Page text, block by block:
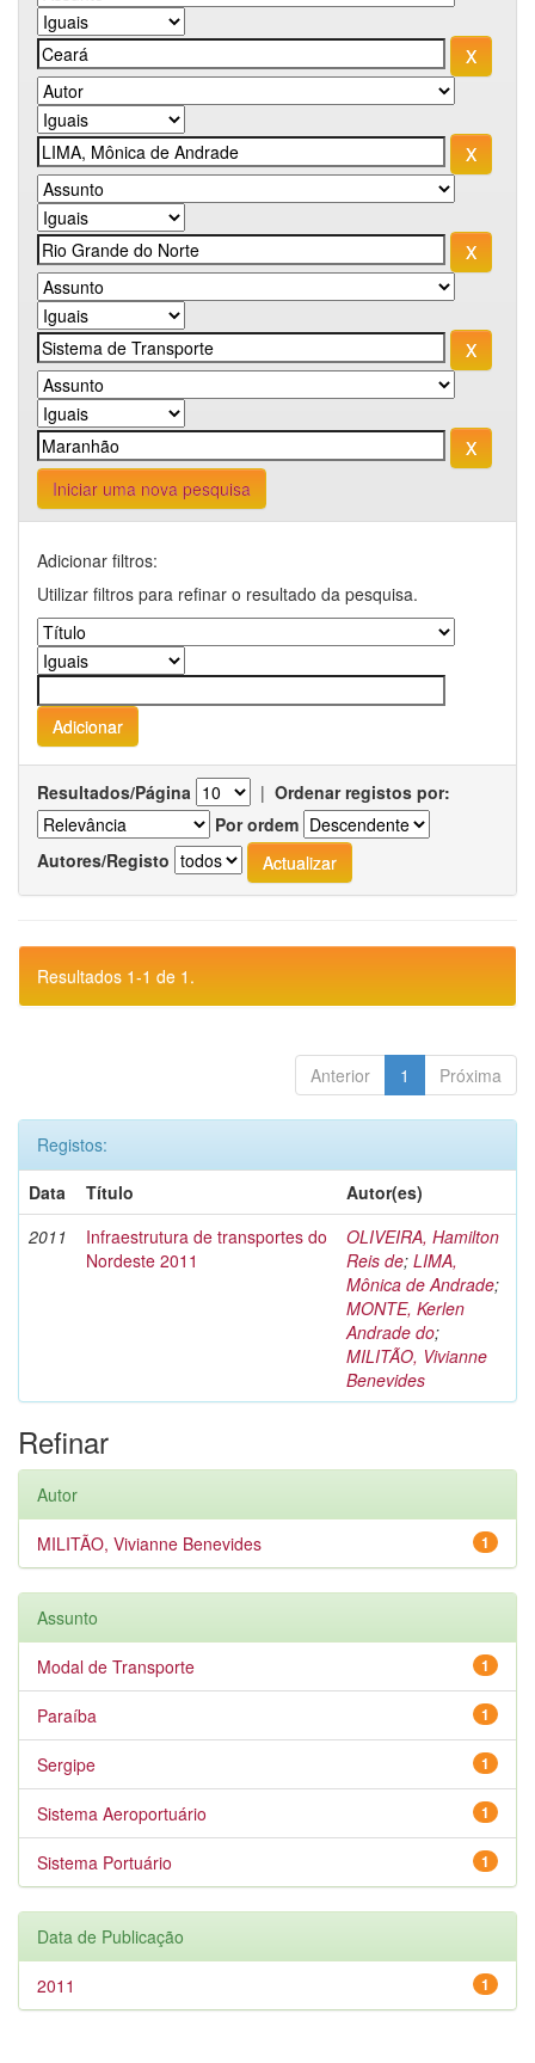
Iniciar uma nova pesquisa
Adicionar filtros:
Utilizar filtros para refinar o resultado da pesquisa.
Resultados/Página | Ordenar registos por:
Por ordem
Autores/Registo
Resultados 1-1 de 1.
Anterior 1 Próxima
Registos:
Data
Título
Autor(es)
2011
Infraestrutura de transportes do
Nordeste 2011
OLIVEIRA, Hamilton
Reis de; LIMA,
Mônica de Andrade;
MONTE, Kerlen
Andrade do;
MILITÃO, Vivianne
Benevides
Refinar
Autor
1
MILITÃO, Vivianne Benevides
Assunto
1
Modal de Transporte
1
Paraíba
1
Sergipe
1
Sistema Aeroportuário
1
Sistema Portuário
Data de Publicação
1
2011